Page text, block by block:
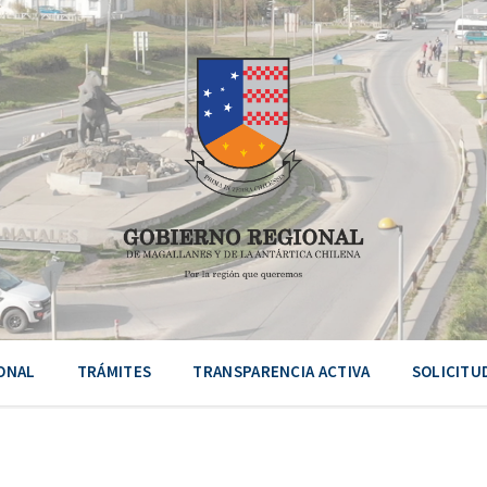
TRÁMITES TRANSPARENCIA ACTIVA